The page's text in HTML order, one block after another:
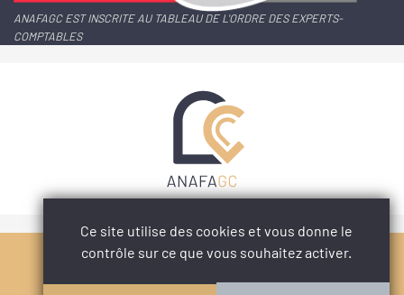
ANAFAGC EST INSCRITE AU TABLEAU DE L'ORDRE DES EXPERTS-
COMPTABLES
PARTAGER
Ce site utilise des cookies et vous donne le
contrôle sur ce que vous souhaitez activer.